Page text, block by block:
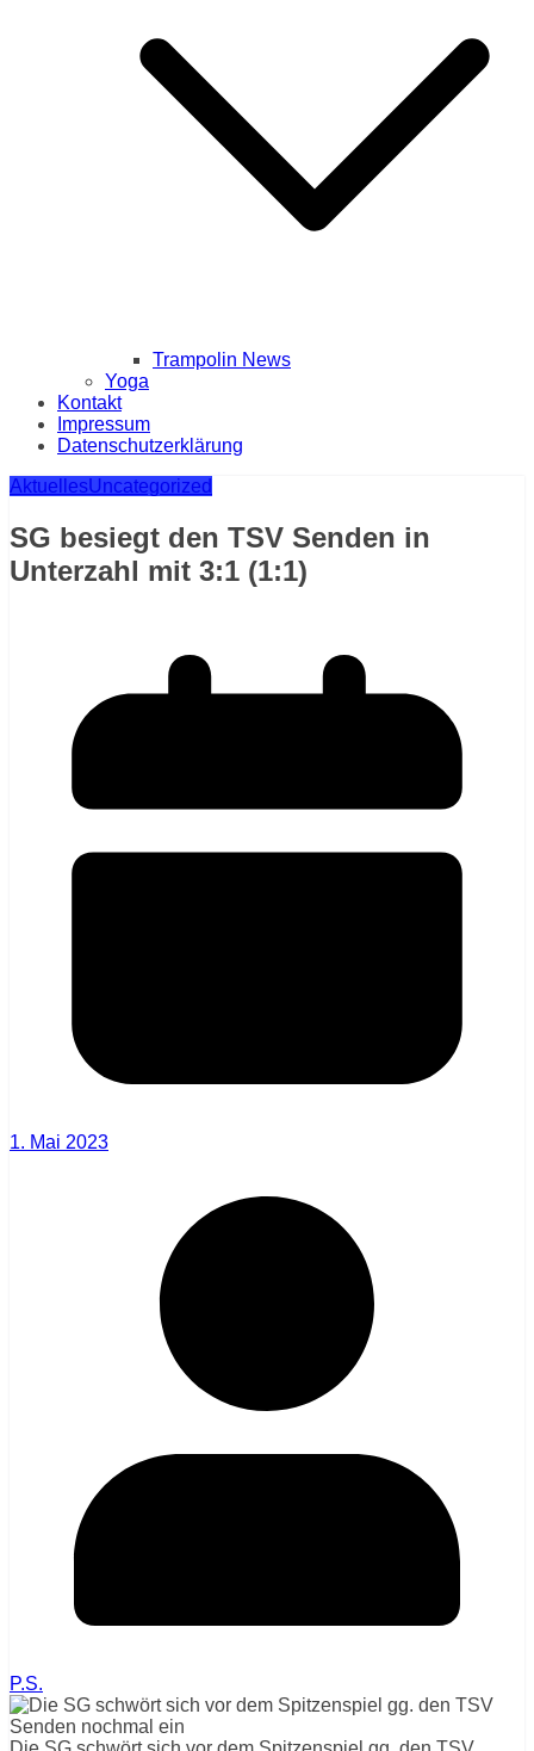
Trampolin News
Yoga
Kontakt
Impressum
Datenschutzerklärung
AktuellesUncategorized
SG besiegt den TSV Senden in
Unterzahl mit 3:1 (1:1)
1. Mai 2023
P.S.